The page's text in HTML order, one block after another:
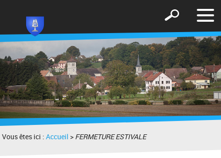
le
Afficher
formulaire
de
recherche
Vous êtes ici :Accueil > FERMETURE ESTIVALE